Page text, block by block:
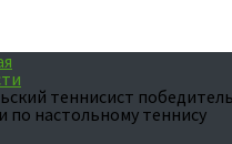
теннисист
по настольному теннису